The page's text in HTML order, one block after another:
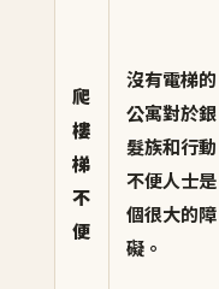
爬
樓
梯
不
便
沒有電梯的
公寓對於銀
髮族和行動
不便人士是
個很大的障
礙。